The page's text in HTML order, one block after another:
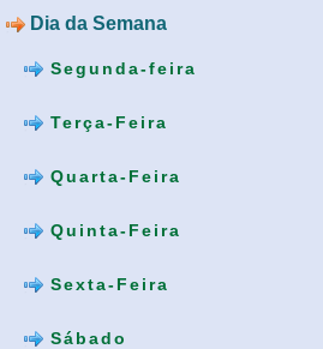
Dia da Semana
Segunda-feira
Terça-Feira
Quarta-Feira
Quinta-Feira
Sexta-Feira
Sábado